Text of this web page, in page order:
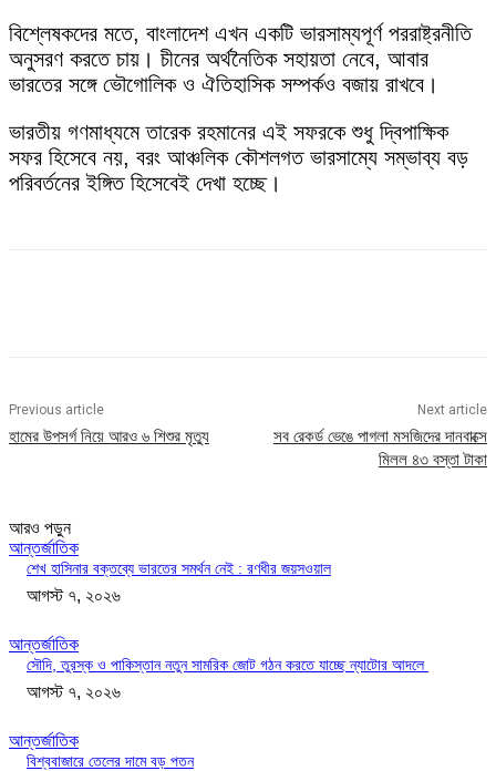
বিশ্লেষকদের মতে, বাংলাদেশ এখন একটি ভারসাম্যপূর্ণ পররাষ্ট্রনীতি
অনুসরণ করতে চায়। চীনের অর্থনৈতিক সহায়তা নেবে, আবার
ভারতের সঙ্গে ভৌগোলিক ও ঐতিহাসিক সম্পর্কও বজায় রাখবে।
ভারতীয় গণমাধ্যমে তারেক রহমানের এই সফরকে শুধু দ্বিপাক্ষিক
সফর হিসেবে নয়, বরং আঞ্চলিক কৌশলগত ভারসাম্যে সম্ভাব্য বড়
পরিবর্তনের ইঙ্গিত হিসেবেই দেখা হচ্ছে।
Previous article
হামের উপসর্গ নিয়ে আরও ৬ শিশুর মৃত্যু
Next article
সব রেকর্ড ভেঙে পাগলা মসজিদের দানবাক্সে
মিলল ৪৩ বস্তা টাকা
আরও পড়ুন
আন্তর্জাতিক
শেখ হাসিনার বক্তব্যে ভারতের সমর্থন নেই : রণধীর জয়সওয়াল
আগস্ট ৭, ২০২৬
আন্তর্জাতিক
সৌদি, তুরস্ক ও পাকিস্তান নতুন সামরিক জোট গঠন করতে যাচ্ছে ন্যাটোর আদলে
আগস্ট ৭, ২০২৬
আন্তর্জাতিক
বিশ্ববাজারে তেলের দামে বড় পতন